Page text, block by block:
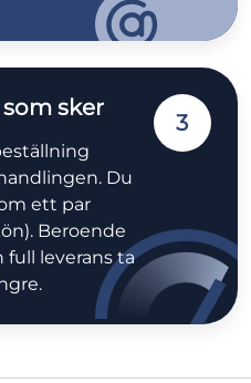
sker
Du
ett par
Beroende
full leverans ta
3